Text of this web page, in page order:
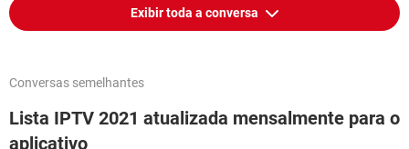
Exibir toda a conversa
Conversas semelhantes
Lista IPTV 2021 atualizada mensalmente para o
aplicativo